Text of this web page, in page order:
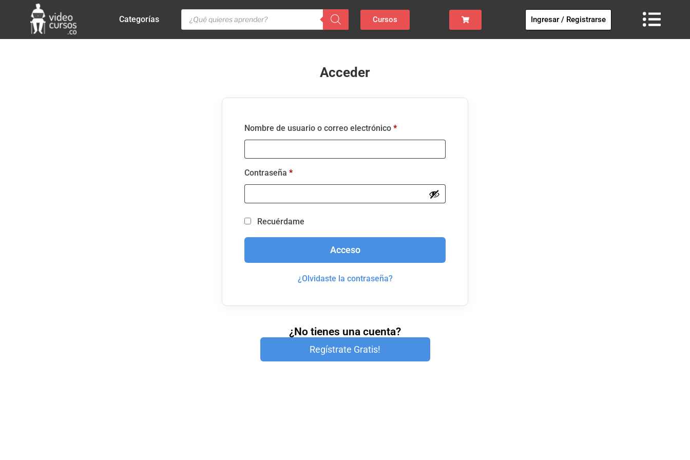
Categorías Cursos Ingresar / Registrarse
Acceder
Nombre de usuario o correo electrónico *
Contraseña *
Recuérdame
Acceso
¿Olvidaste la contraseña?
¿No tienes una cuenta?
Regístrate Gratis!